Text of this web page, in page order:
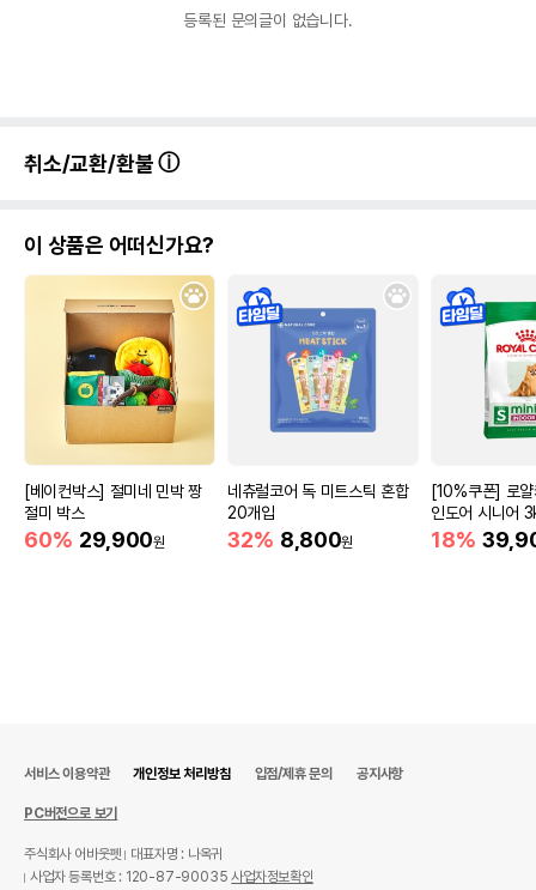
등록된 문의글이 없습니다.
취소/교환/환불
이 상품은 어떠신가요?
[베이컨박스] 절미네 민박 짱
절미 박스
60% 29,900원
네츄럴코어 독 미트스틱 혼합
20개입
32% 8,800원
[10%쿠폰] 로
인도어 시니어
18%
서비스 이용약관 개인정보 처리방침 입점/제휴 문의 공지사항
PC버전으로 보기
주식회사 어바웃펫
대표자명 : 나옥귀
사업자 등록번호 : 120-87-90035사업자정보확인